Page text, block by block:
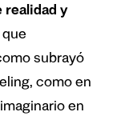
realidad y
subrayó
como en
en